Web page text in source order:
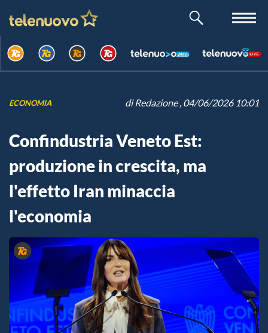
ECONOMIA diRedazione, 04/06/2026 10:01
Confindustria Veneto Est:
produzione in crescita, ma
l'effetto Iran minaccia
l'economia